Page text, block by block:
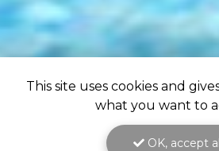
This site uses cookies and
what you want to
OK, accept